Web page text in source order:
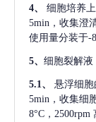
4、 细胞培养
5min，收集澄
使用量分装于-
5、 细胞裂解液
5.1、 悬浮细胞
5min，收集细
8°C，